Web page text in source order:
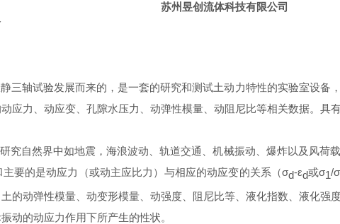
苏州昱创流体科技有限公司
三轴试验发展而来的，是一套的研究和测试土动力特性的实验室设备
应力、动应变、孔隙水压力、动弹性模量、动阻尼比等相关数据。
究自然界中如地震，海浪波动、轨道交通、机械振动、爆炸以及风荷
要的是动应力（或动主应比力）与相应的动应变的关系（σd-εd或σ1/σ
的动弹性模量、动变形模量、动强度、阻尼比等、液化指数、液化强
动的动应力作用下所产生的性状。